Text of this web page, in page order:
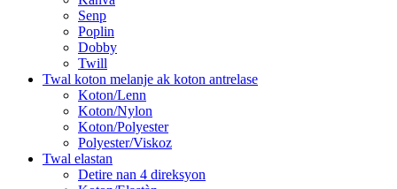
Senp
Poplin
Dobby
Twill
Twal koton melanje ak koton antrelase
Koton/Lenn
Koton/Nylon
Koton/Polyester
Polyester/Viskoz
Twal elastan
Detire nan 4 direksyon